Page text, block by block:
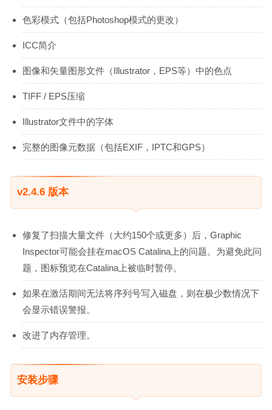
色彩模式（包括Photoshop模式的更改）
ICC简介
图像和矢量图形文件（Illustrator，EPS等）中的色点
TIFF / EPS压缩
Illustrator文件中的字体
完整的图像元数据（包括EXIF，IPTC和GPS）
v2.4.6 版本
修复了扫描大量文件（大约150个或更多）后，Graphic
Inspector可能会挂在macOS Catalina上的问题。为避免此问
题，图标预览在Catalina上被临时暂停。
如果在激活期间无法将序列号写入磁盘，则在极少数情况下
会显示错误警报。
改进了内存管理。
安装步骤